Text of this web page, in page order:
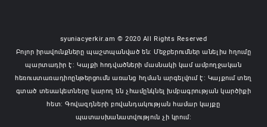
syuniacyerkir.am © 2020 All Rights Reserved
Բոլոր իրավունքները պաշտպանված են: Մեջբերումներ անելիս հղումը
պարտադիր է: Կայքի հոդվածների մասնակի կամ ամբողջական
հեռուստառադիոընթերցումն առանց հղման արգելվում է: Կայքում տեղ
գտած տեսակետները կարող են չհամընկնել խմբագրության կարծիքի
հետ: Գովազդների բովանդակության համար կայքը
պատասխանատվություն չի կրում: